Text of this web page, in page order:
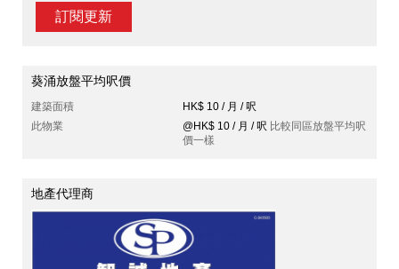
訂閱更新
葵涌放盤平均呎價
建築面積
HK$ 10 / 月 / 呎
此物業
@HK$ 10 / 月 / 呎 比較同區放盤平均呎
價一樣
地產代理商